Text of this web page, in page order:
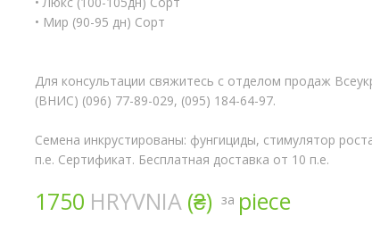
• Мир (90-95 дн) Сорт
Для консультации свяжитесь с отделом продаж
(ВНИС) (096) 77-89-029, (095) 184-64-97.
Семена инкрустированы: фунгициды, стимулятор
п.е. Сертификат. Бесплатная доставка от 10 п.е.
1750 HRYVNIA (₴) за piece